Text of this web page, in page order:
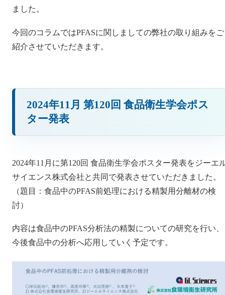
ました。
今回のコラムではPFASに関しましての弊社の取り組みをご
紹介させていただきます。
2024年11月 第120回 食品衛生学会ポス
ター発表
2024年11月に第120回 食品衛生学会ポスター発表をジーエ
サイエンス株式会社と共同で発表させていただきました。
（題目：食品中のPFAS前処理における精製用分離材の検
討）
内容は食品中のPFAS分析法の精製についての研究を行い、
今後食品中の分析へ応用していく予定です。